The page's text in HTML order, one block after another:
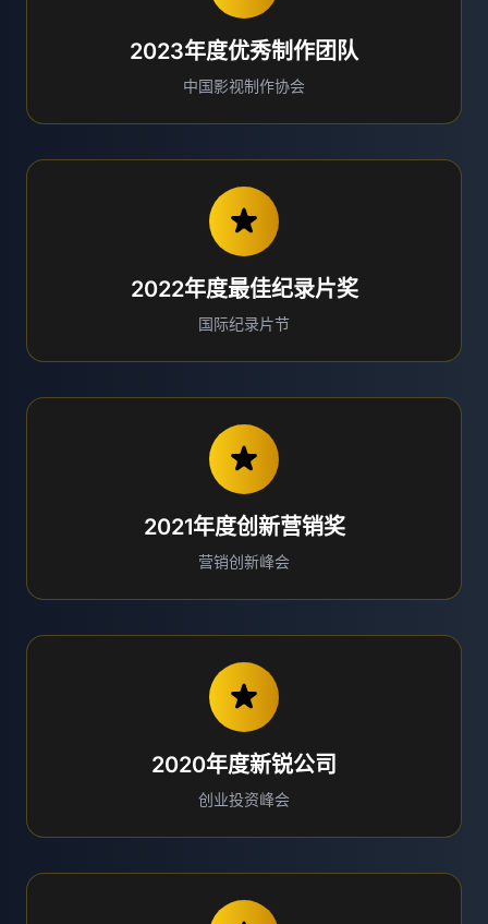
2023年度优秀制作团队
中国影视制作协会
2022年度最佳纪录片奖
国际纪录片节
2021年度创新营销奖
营销创新峰会
2020年度新锐公司
创业投资峰会